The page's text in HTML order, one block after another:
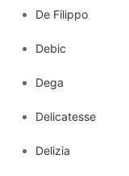
De Filippo
Debic
Dega
Delicatesse
Delizia